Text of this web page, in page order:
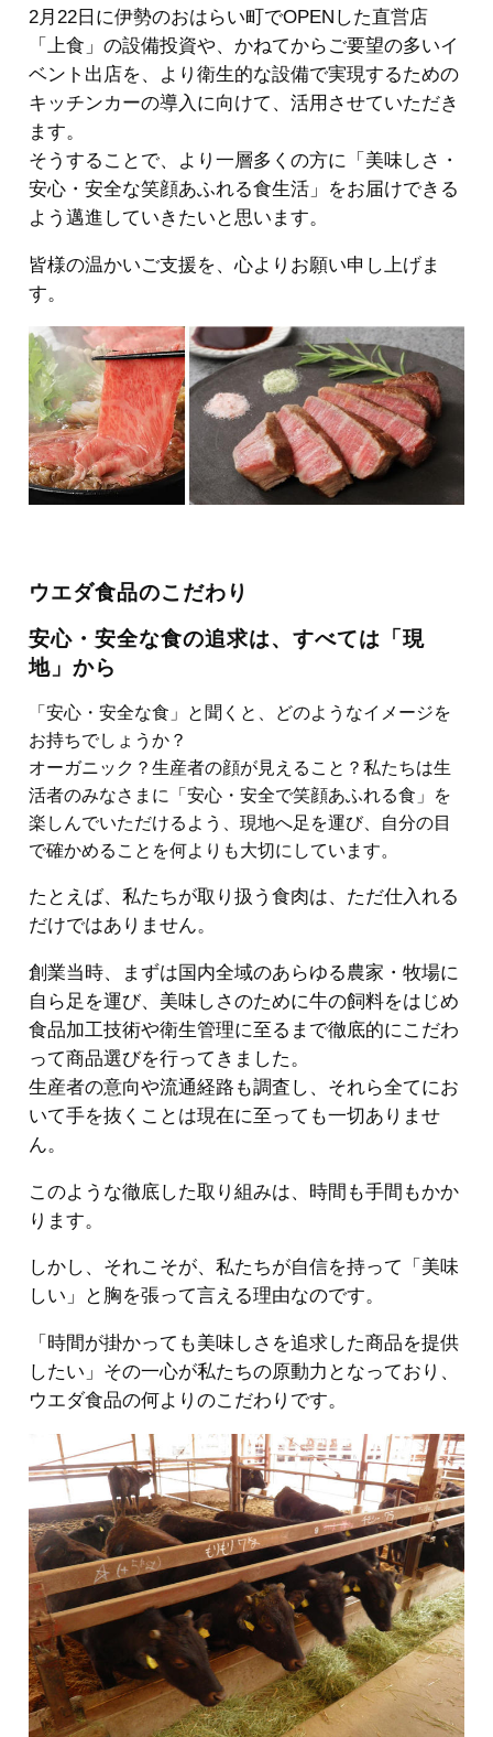
2月22日に伊勢のおはらい町でOPENした直営店
「上食」の設備投資や、かねてからご要望の多いイ
ベント出店を、より衛生的な設備で実現するための
キッチンカーの導入に向けて、活用させていただき
ます。
そうすることで、より一層多くの方に「美味しさ・
安心・安全な笑顔あふれる食生活」をお届けできる
よう邁進していきたいと思います。
皆様の温かいご支援を、心よりお願い申し上げま
す。
ウエダ食品のこだわり
安心・安全な食の追求は、すべては「現
地」から
「安心・安全な食」と聞くと、どのようなイメージを
お持ちでしょうか？
オーガニック？生産者の顔が見えること？私たちは生
活者のみなさまに「安心・安全で笑顔あふれる食」を
楽しんでいただけるよう、現地へ足を運び、自分の目
で確かめることを何よりも大切にしています。
たとえば、私たちが取り扱う食肉は、ただ仕入れる
だけではありません。
創業当時、まずは国内全域のあらゆる農家・牧場に
自ら足を運び、美味しさのために牛の飼料をはじめ
食品加工技術や衛生管理に至るまで徹底的にこだわ
って商品選びを行ってきました。
生産者の意向や流通経路も調査し、それら全てにお
いて手を抜くことは現在に至っても一切ありませ
ん。
このような徹底した取り組みは、時間も手間もかか
ります。
しかし、それこそが、私たちが自信を持って「美味
しい」と胸を張って言える理由なのです。
「時間が掛かっても美味しさを追求した商品を提供
したい」その一心が私たちの原動力となっており、
ウエダ食品の何よりのこだわりです。